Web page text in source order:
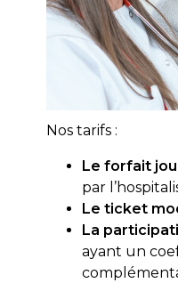
Nos tarifs :
Le forfait
par
Le ticket
La
ayant un